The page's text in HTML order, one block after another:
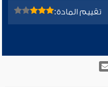
تقييم المادة: